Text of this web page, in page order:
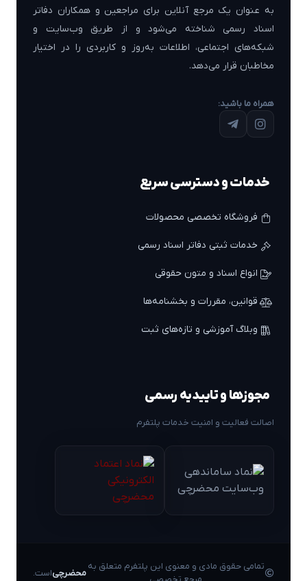
به عنوان یک مرجع آنلاین برای مراجعین و همکاران دفاتر
اسناد رسمی شناخته می‌شود و از طریق وب‌سایت و
شبکه‌های اجتماعی، اطلاعات به‌روز و کاربردی را در اختیار
مخاطبان قرار می‌دهد.
همراه ما باشید:
خدمات و دسترسی سریع
فروشگاه تخصصی محصولات
خدمات ثبتی دفاتر اسناد رسمی
انواع اسناد و متون حقوقی
قوانین، مقررات و بخشنامه‌ها
وبلاگ آموزشی و تازه‌های ثبت
مجوزها و تاییدیه رسمی
اصالت فعالیت و امنیت خدمات پلتفرم
تمامی حقوق مادی و معنوی این پلتفرم متعلق به
محضرچیاست.